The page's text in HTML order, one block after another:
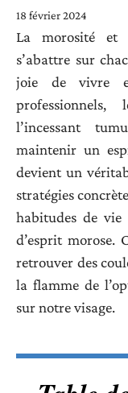
18 février 2024
La morosité et
s’abattre sur
joie de vivre
professionnels,
l’incessant
maintenir un
devient un
stratégies
habitudes de
d’esprit morose.
retrouver des
la flamme de
sur notre visage.